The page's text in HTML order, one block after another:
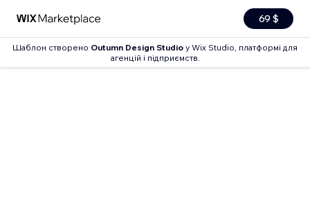
69 $
Шаблон створено Outumn Design Studio у Wix Studio, платформі для
агенцій і підприємств.